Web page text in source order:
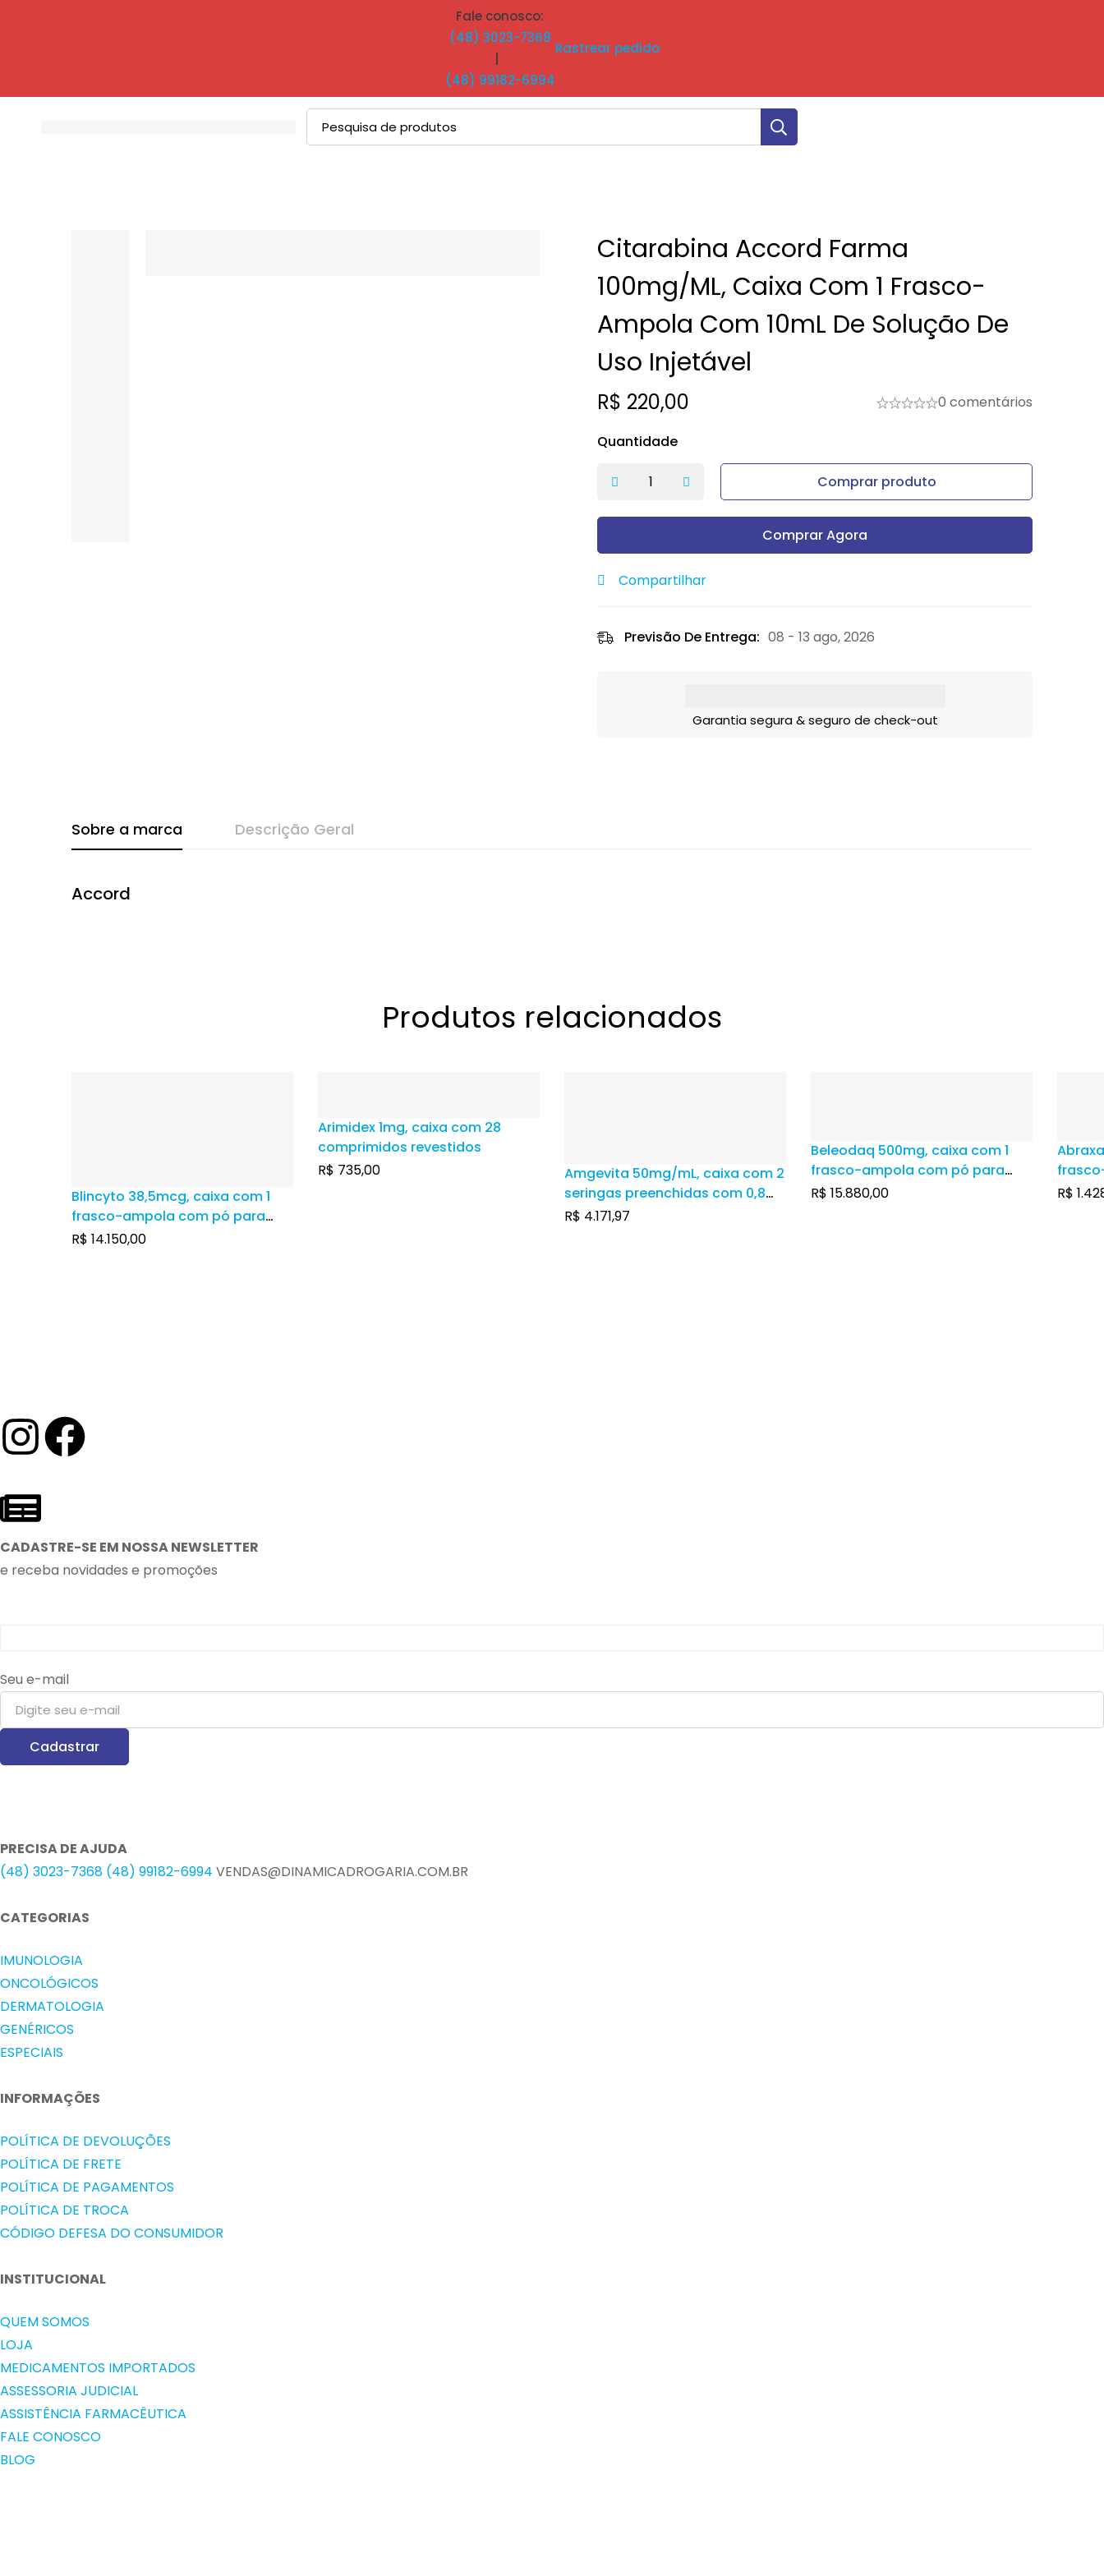
Fale conosco:
(48) 3023-7368
(48) 99182-6994
Rastrear pedido
Citarabina Accord Farma
100mg/mL, Caixa Com 1 Frasco-
Ampola Com 10mL De Solução De
Uso Injetável
R$ 220,00 0 comentários
Quantidade
Comprar produto
Comprar Agora
Compartilhar
Previsão De Entrega: 08 - 13 ago, 2026
Garantia segura & seguro de check-out
Sobre a marca Descrição Geral
Accord
Produtos relacionados
Blincyto 38,5mcg, caixa com 1
frasco-ampola com pó para
solução de uso intravenoso + 1
R$ 14.150,00
Arimidex 1mg, caixa com 28
comprimidos revestidos
R$ 735,00
Amgevita 50mg/mL, caixa com 2
seringas preenchidas com 0,8mL
de solução injetável cada +
R$ 4.171,97
Beleodaq 500mg, caixa com 1
frasco-ampola com pó para
solução de uso intravenoso
R$ 15.880,00 R$
CADASTRE-SE EM NOSSA NEWSLETTER
e receba novidades e promoções
Seu e-mail
PRECISA DE AJUDA
(48) 3023-7368 (48) 99182-6994 VENDAS@DINAMICADROGARIA.COM.BR
CATEGORIAS
IMUNOLOGIA
ONCOLÓGICOS
DERMATOLOGIA
GENÉRICOS
ESPECIAIS
INFORMAÇÕES
POLÍTICA DE DEVOLUÇÕES
POLÍTICA DE FRETE
POLÍTICA DE PAGAMENTOS
POLÍTICA DE TROCA
CÓDIGO DEFESA DO CONSUMIDOR
INSTITUCIONAL
QUEM SOMOS
LOJA
MEDICAMENTOS IMPORTADOS
ASSESSORIA JUDICIAL
ASSISTÊNCIA FARMACÊUTICA
FALE CONOSCO
BLOG